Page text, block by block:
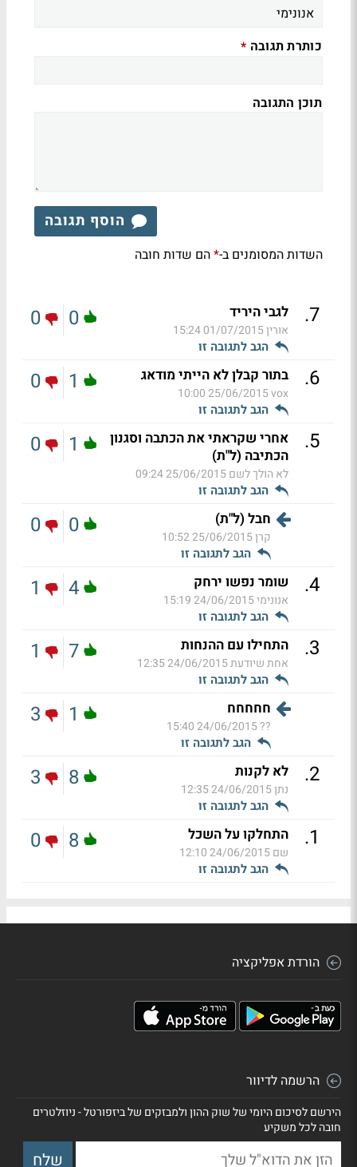
כותרת תגובה *
תוכן התגובה
הוסף תגובה
השדות המסומנים ב-*הם שדות חובה
7
. לגבי היריד
אורין01/07/2015 15:24
הגב לתגובה זו
0
0
6
. בתור קבלן לא הייתי מודאג
vox
25/06/2015 10:00
הגב לתגובה זו
1
0
5
.
אחרי שקראתי את הכתבה וסגנון
הכתיבה (ל"ת)
לא הולך לשם25/06/2015 09:24
הגב לתגובה זו
1
0
חבל (ל"ת)
קרן25/06/2015 10:52
הגב לתגובה זו
0
0
4
. שומר נפשו ירחק
אנונימי24/06/2015 15:19
הגב לתגובה זו
4
1
3
. התחילו עם ההנחות
אחת שיודעת24/06/2015 12:35
הגב לתגובה זו
7
1
חחחחח
??
24/06/2015 15:40
הגב לתגובה זו
1
3
2
. לא לקנות
נתן24/06/2015 12:35
הגב לתגובה זו
8
3
1
. התחלקו על השכל
שם24/06/2015 12:10
הגב לתגובה זו
8
0
הורדת אפליקציה
הרשמה לדיוור
הירשם לסיכום היומי של שוק ההון ולמבזקים של ביזפורטל - ניוזלטרים
חובה לכל משקיע